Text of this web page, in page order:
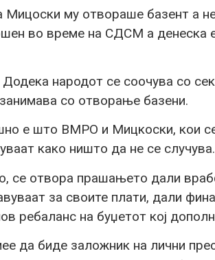
Мицоски му отвораше базент а
во време на СДСМ а денеска
народот се соочува со
со отворање базени.
е што ВМРО и Мицкоски, кои
како ништо да не се случува.
се отвора прашањето дали
за своите плати, дали
ребаланс на буџетот кој
да биде заложник на лични